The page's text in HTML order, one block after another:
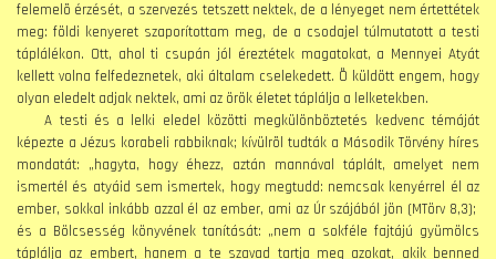
felemelõ érzését, a szervezés tetszett nektek, de a lényeget nem értettétek
meg: földi kenyeret szaporítottam meg, de a csodajel túlmutatott a testi
táplálékon. Ott, ahol ti csupán jól éreztétek magatokat, a Mennyei Atyát
kellett volna felfedeznetek, aki általam cselekedett. Õ küldött engem, hogy
olyan eledelt adjak nektek, ami az örök életet táplálja a lelketekben.
A testi és a lelki eledel közötti megkülönböztetés kedvenc témáját
képezte a Jézus korabeli rabbiknak; kívülrõl tudták a Második Törvény híres
mondatát: „hagyta, hogy éhezz, aztán mannával táplált, amelyet nem
ismertél és atyáid sem ismertek, hogy megtudd: nemcsak kenyérrel él az
ember, sokkal inkább azzal él az ember, ami az Úr szájából jön (MTörv 8,3);
és a Bölcsesség könyvének tanítását: „nem a sokféle fajtájú gyümölcs
táplálja az embert, hanem a te szavad tartja meg azokat, akik benned